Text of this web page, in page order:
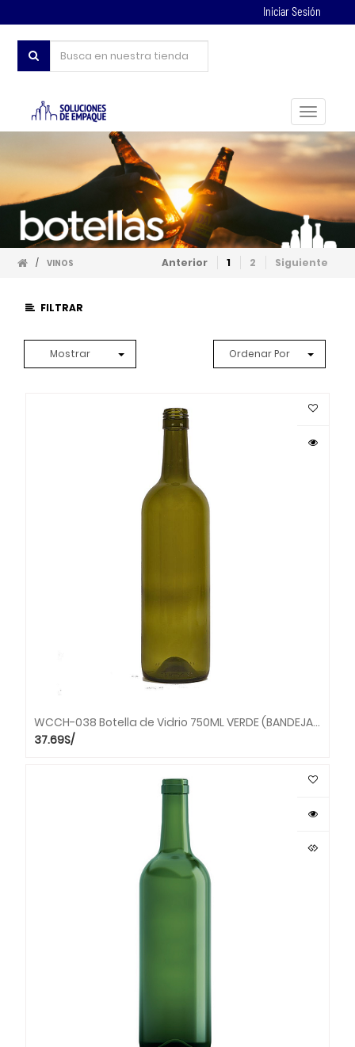
Iniciar Sesión
Toggle
/ VINOS Anterior 1 2 Siguiente
FILTRAR
Mostrar Ordenar Por
WCCH-038 Botella de Vidrio 750ML VERDE (BANDEJA X 30 unds)
S/
37.69